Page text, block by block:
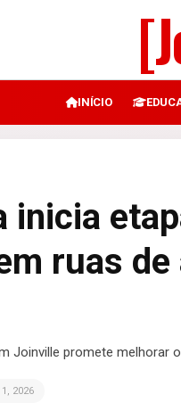
INÍCIO
inicia
ruas de
Joinville promete melhorar
2026